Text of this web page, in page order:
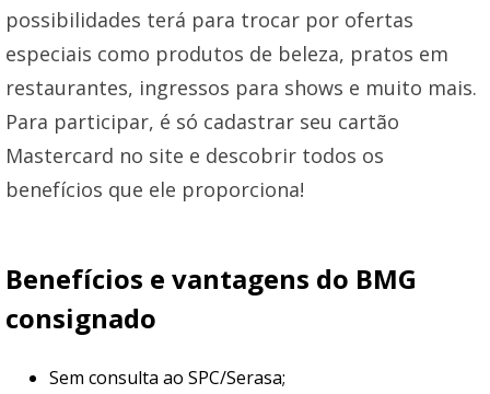
possibilidades terá para trocar por ofertas
especiais como produtos de beleza, pratos em
restaurantes, ingressos para shows e muito mais.
Para participar, é só cadastrar seu cartão
Mastercard no site e descobrir todos os
benefícios que ele proporciona!
Benefícios e vantagens do BMG
consignado
Sem consulta ao SPC/Serasa;